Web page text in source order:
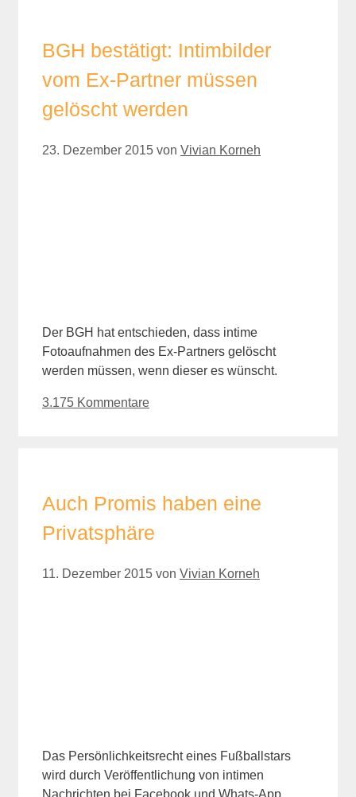
BGH bestätigt: Intimbilder
vom Ex-Partner müssen
gelöscht werden
23. Dezember 2015 von Vivian Korneh
Der BGH hat entschieden, dass intime
Fotoaufnahmen des Ex-Partners gelöscht
werden müssen, wenn dieser es wünscht.
3.175 Kommentare
Auch Promis haben eine
Privatsphäre
11. Dezember 2015 von Vivian Korneh
Das Persönlichkeitsrecht eines Fußballstars
wird durch Veröffentlichung von intimen
Nachrichten bei Facebook und Whats-App